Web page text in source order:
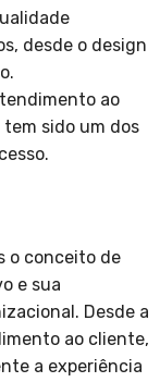
desde o design
ao
sido um dos
o conceito de
e sua
Desde a
ao cliente,
a experiência